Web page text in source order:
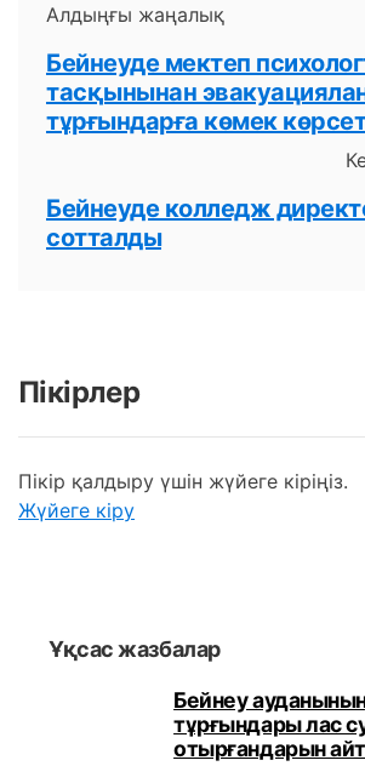
Алдыңғы жаңалық
Бейнеуде мектеп
тасқынынан
тұрғындарға көмек
Бейнеуде колледж
сотталды
Пікірлер
Пікір қалдыру үшін жүйеге кіріңіз.
Жүйеге кіру
Ұқсас жазбалар
Бейнеу
тұрғындары лас
отырғандарын